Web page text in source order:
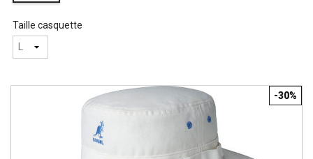
Taille casquette
-30%